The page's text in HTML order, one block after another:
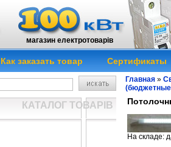
магазин електротоварів
Как заказать товар Сертификаты
КАТАЛОГ ТОВАРІВ
Главная »
На складе: